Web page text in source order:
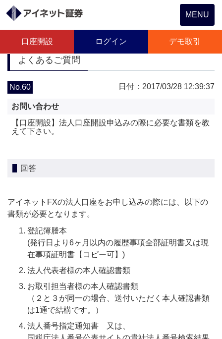
Toggle
navigation
MENU
口座開設 ログイン デモ取引
よくあるご質問
No.60 日付：2017/03/28 12:39:37
お問い合わせ
【口座開設】法人口座開設申込みの際に必要な書類を教
えて下さい。
回答
アイネットFXの法人口座をお申し込みの際には、以下の
書類が必要となります。
登記簿謄本
(発行日より6ヶ月以内の履歴事項全部証明書又は現
在事項証明書【コピー可】)
法人代表者様の本人確認書類
お取引担当者様の本人確認書類
（２と３が同一の場合、送付いただく本人確認書類
は1通で結構です。）
法人番号指定通知書 又は、